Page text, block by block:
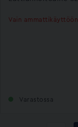
Varastossa
Vain ammattikäyttöön!